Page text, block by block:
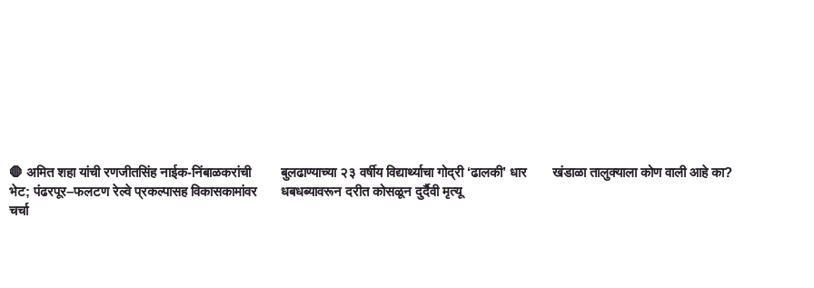
🛑 अमित शहा यांची रणजीतसिंह नाईक-निंबाळकरांची
भेट; पंढरपूर–फलटण रेल्वे प्रकल्पासह विकासकामांवर
चर्चा
बुलढाण्याच्या २३ वर्षीय विद्यार्थ्याचा गोद्री ‘ढालकी’ धार
धबधब्यावरून दरीत कोसळून दुर्दैवी मृत्यू
खंडाळा तालुक्याला कोण वाली आहे का?